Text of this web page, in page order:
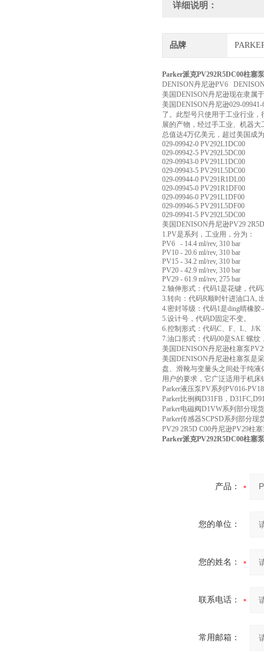
详细说明：
品牌
Parker派克PV292R5DC00柱塞
DENISON丹尼逊PV6
美国DENISON丹尼逊现在隶属
美国DENISON丹尼逊029-
了。此型号只使用于工业行业
展的产物，经过手工业、机器
总值达4万亿美元，超过美国成
029-09942-0 PV292L1DC00
029-09942-5 PV292L5DC00
029-09943-0 PV291L1DC00
029-09943-5 PV291L5DC00
029-09944-0 PV291R1DL00
029-09945-0 PV291R1DF00
029-09946-0 PV291L1DF00
029-09946-5 PV291L5DF00
029-09941-5 PV292L5DC00
美国DENISON丹尼逊PV29
1.PV是系列，工业用，分为：
PV6 - 14.4 ml/rev, 310 bar
PV10 - 20.6 ml/rev, 310 bar
PV15 - 34.2 ml/rev, 310 bar
PV20 - 42.9 ml/rev, 310 bar
PV29 - 61.9 ml/rev, 275 bar
2.轴伸形式：代码1是花键，代
3.转向：代码R顺时针进油口A,
4.密封等级：代码1是ding晴橡
5.设计号，代码D固定不变。
6.控制形式：代码C、F、L、J/K
7.油口形式：代码00是SAE 螺纹
美国DENISON丹尼逊柱塞泵
美国DENISON丹尼逊柱塞泵是
盘、滑靴与变量头之间处于纯
用户的要求，它广泛适用于机
Parker液压泵PV系列PV016-
Parker比例阀D31FB，
Parker电磁阀D1VW系列部分现
Parker传感器SCPSD系列部分
PV29 2R5D C00丹尼逊PV29柱
Parker派克PV292R5DC00柱塞
产品：
您的单位：
您的姓名：
联系电话：
常用邮箱：